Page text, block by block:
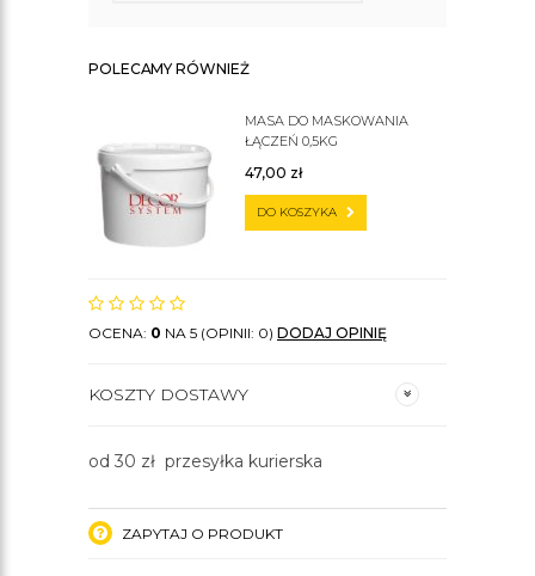
POLECAMY RÓWNIEŻ
MASA DO MASKOWANIA
ŁĄCZEŃ 0,5KG
47,00 zł
DO KOSZYKA
OCENA: 0 NA 5 (OPINII: 0) DODAJ OPINIĘ
KOSZTY DOSTAWY
od 30 zł przesyłka kurierska
ZAPYTAJ O PRODUKT